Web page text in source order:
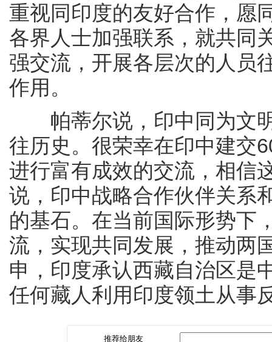
重视同印度的友好合作，愿
各界人士加强联系，就共同
强交流，开展各层次的人员
作用。
帕蒂尔说，印中同为文明
往历史。很荣幸在印中建交
进行富有成效的交流，相信
说，印中战略合作伙伴关系
的基石。在当前国际形势下
流，实现共同发展，推动两
申，印度承认西藏自治区是
任何藏人利用印度领土从事
推荐给朋友